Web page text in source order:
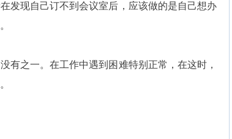
现自己订不到会议室后，应该做的是自己想办
之一。在工作中遇到困难特别正常，在这时，